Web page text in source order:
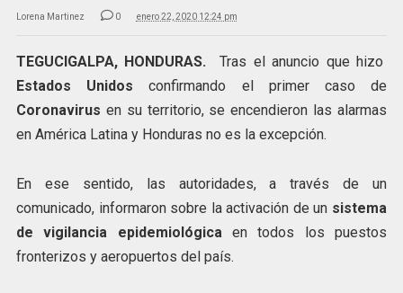
Lorena Martinez 0 enero 22, 2020 12:24 pm
TEGUCIGALPA, HONDURAS.Tras el anuncio que hizo
Estados Unidos confirmando el primer caso de
Coronavirus en su territorio, se encendieron las alarmas
en América Latina y Honduras no es la excepción.
En ese sentido, las autoridades, a través de un
comunicado, informaron sobre la activación de un sistema
de vigilancia epidemiológica en todos los puestos
fronterizos y aeropuertos del país.